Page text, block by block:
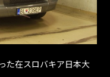
た在スロバキア日本大